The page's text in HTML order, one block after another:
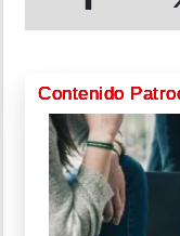
Contenido